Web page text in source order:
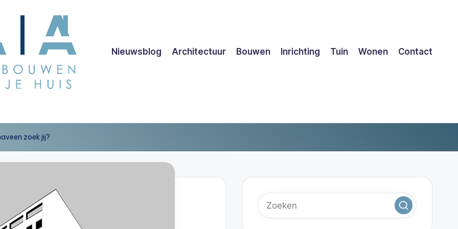
Nieuwsblog Architectuur Bouwen Inrichting Tuin Wonen Contact
zoek jij?